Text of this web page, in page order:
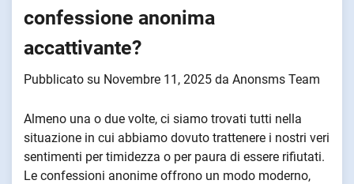
confessione anonima
accattivante?
Pubblicato su Novembre 11, 2025 da Anonsms Team
Almeno una o due volte, ci siamo trovati tutti nella
situazione in cui abbiamo dovuto trattenere i nostri veri
sentimenti per timidezza o per paura di essere rifiutati.
Le confessioni anonime offrono un modo moderno,